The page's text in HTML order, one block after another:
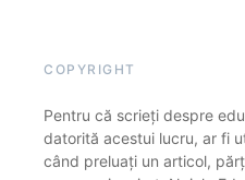
COPYRIGHT
Pentru că scrieți despre
datorită acestui lucru, ar fi
când preluați un articol,